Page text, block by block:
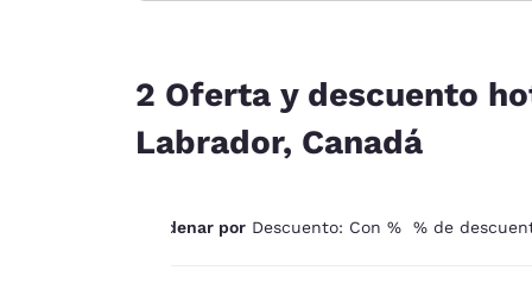
América
América
2 Oferta y descuento
Labrador, Canadá
Ordenar por Descuento: Con % % de